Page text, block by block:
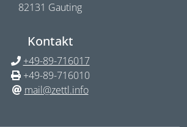
82131 Gauting
Kontakt
+49-89-716017
+49-89-716010
mail@zettl.info